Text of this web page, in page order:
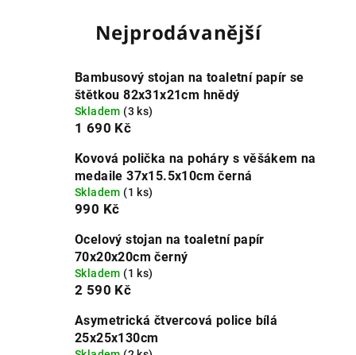
Nejprodávanější
Bambusový stojan na toaletní papír se
štětkou 82x31x21cm hnědý
Skladem (3 ks)
1 690 Kč
Kovová polička na poháry s věšákem na
medaile 37x15.5x10cm černá
Skladem (1 ks)
990 Kč
Ocelový stojan na toaletní papír
70x20x20cm černý
Skladem (1 ks)
2 590 Kč
Asymetrická čtvercová police bílá
25x25x130cm